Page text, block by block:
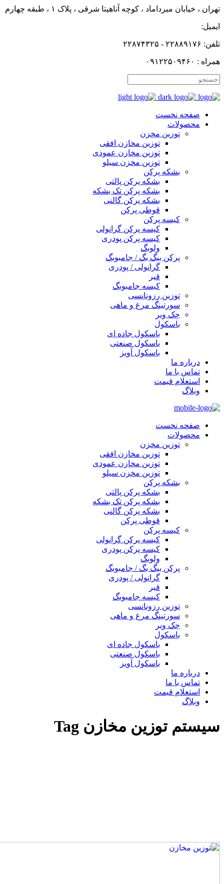
تهران ، خیابان میرداماد ، کوچه آناهیتا شرقی ، پلاک ۱ ، طبقه چهارم
ایمیل:
تلفن: ۲۲۸۸۹۱۷۶ - ۲۲۸۷۴۳۲۵
همراه : ۰۹۱۲۲۵۰۹۴۶۰
صفحه نخست
محصولات
توزین مخزن
توزین مخازن افقی
توزین مخازن عمودی
توزین مخزن سیلو
بشکه پرکن
بشکه پرکن پالتی
بشکه پرکن تک بشکه
بشکه پرکن گالنی
قوطی پرکن
کیسه پرکن
کیسه پرکن گرانولی
کیسه پرکن پودری
ولوبگ
پرکن بیگ بگ / جامبوبگ
گرانولی / پودری
قیر
کیسه جامبوبگ
توزین رزونانسی
سورتینگ مرغ و ماهی
چک ویر
باسکول
باسکول جاده ای
باسکول صنعتی
باسکول آویز
درباره ما
تماس با ما
استعلام قیمت
وبلاگ
صفحه نخست
محصولات
توزین مخزن
توزین مخازن افقی
توزین مخازن عمودی
توزین مخزن سیلو
بشکه پرکن
بشکه پرکن پالتی
بشکه پرکن تک بشکه
بشکه پرکن گالنی
قوطی پرکن
کیسه پرکن
کیسه پرکن گرانولی
کیسه پرکن پودری
ولوبگ
پرکن بیگ بگ / جامبوبگ
گرانولی / پودری
قیر
کیسه جامبوبگ
توزین رزونانسی
سورتینگ مرغ و ماهی
چک ویر
باسکول
باسکول جاده ای
باسکول صنعتی
باسکول آویز
درباره ما
تماس با ما
استعلام قیمت
وبلاگ
سیستم توزین مخازن Tag